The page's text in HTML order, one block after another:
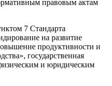
правовым актам
7 Стандарта
на развитие
продуктивности и
государственная
и юридическим